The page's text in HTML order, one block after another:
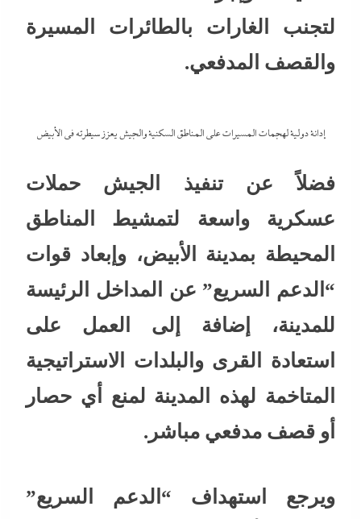
لتجنب الغارات بالطائرات المسيرة
والقصف المدفعي.
إدانة دولية لهجمات المسيرات على المناطق السكنية والجيش يعزز سيطرته في الأبيض
فضلاً عن تنفيذ الجيش حملات
عسكرية واسعة لتمشيط المناطق
المحيطة بمدينة الأبيض، وإبعاد قوات
“الدعم السريع” عن المداخل الرئيسة
للمدينة، إضافة إلى العمل على
استعادة القرى والبلدات الاستراتيجية
المتاخمة لهذه المدينة لمنع أي حصار
أو قصف مدفعي مباشر.
ويرجع استهداف “الدعم السريع”